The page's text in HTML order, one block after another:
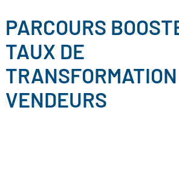
PARCOURS
TAUX DE
VENDEURS